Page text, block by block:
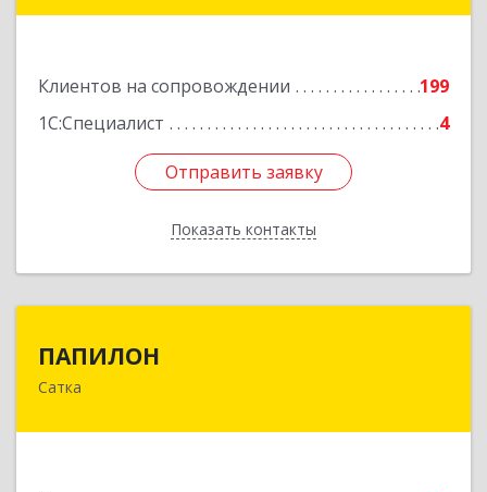
Клиентов на сопровождении
199
1С:Специалист
4
Отправить заявку
Показать контакты
Отправить заявку
Назад
ПАПИЛОН
Сатка456910, Челябинская обл, Саткинский р-н, г